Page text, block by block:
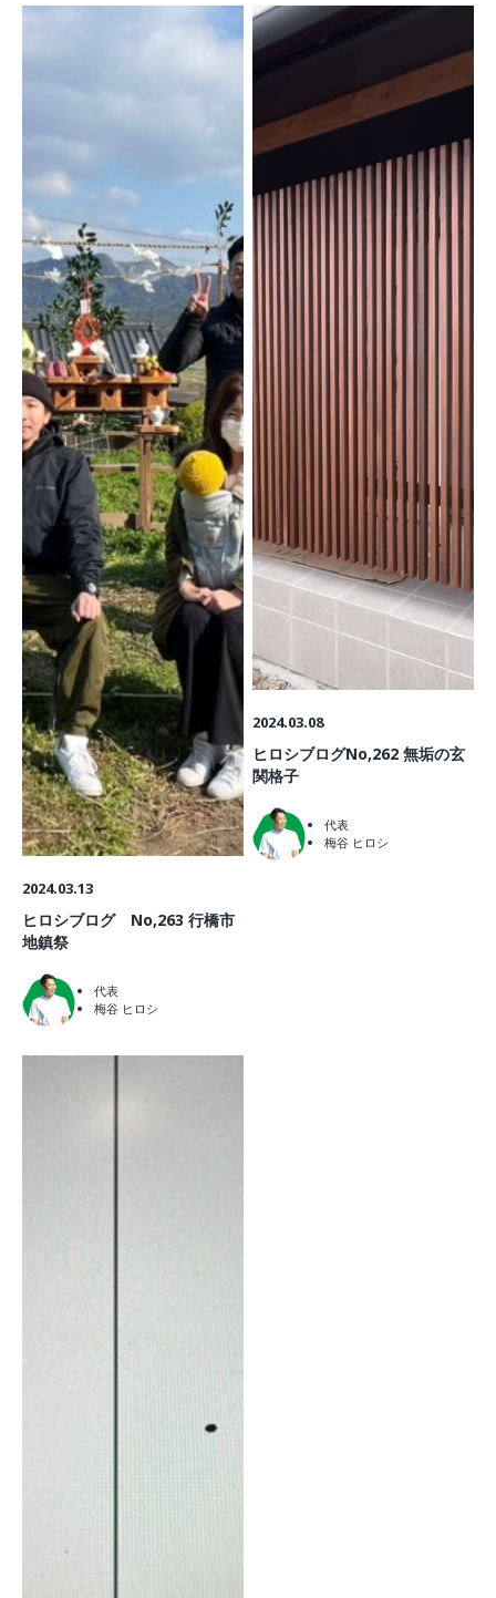
2024.03.13
ヒロシブログ No,263 行橋市
地鎮祭
代表
梅谷 ヒロシ
2024.03.08
ヒロシブログNo,262 無垢の玄
関格子
代表
梅谷 ヒロシ